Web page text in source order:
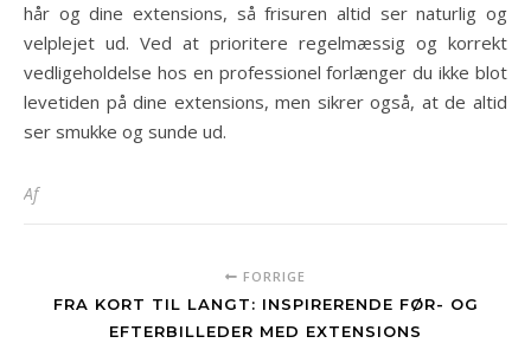
hår og dine extensions, så frisuren altid ser naturlig og
velplejet ud. Ved at prioritere regelmæssig og korrekt
vedligeholdelse hos en professionel forlænger du ikke blot
levetiden på dine extensions, men sikrer også, at de altid
ser smukke og sunde ud.
Af
FORRIGE
FRA KORT TIL LANGT: INSPIRERENDE FØR- OG
EFTERBILLEDER MED EXTENSIONS